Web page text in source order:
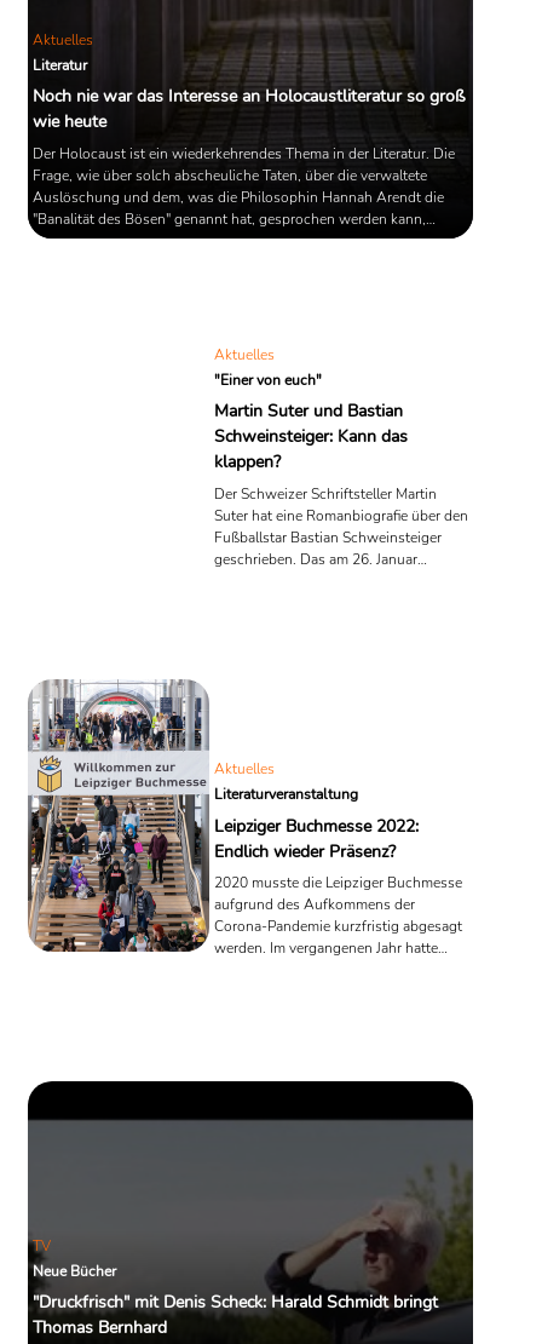
Aktuelles
Literatur
Noch nie war das Interesse an Holocaustliteratur so groß
wie heute
Der Holocaust ist ein wiederkehrendes Thema in der Literatur. Die
Frage, wie über solch abscheuliche Taten, über die verwaltete
Auslöschung und dem, was die Philosophin Hannah Arendt die
"Banalität des Bösen" genannt hat, gesprochen werden kann,
manifestierte sich immer wieder in Gedichten, Prosatexten und
Aktuelles
"Einer von euch"
Martin Suter und Bastian
Schweinsteiger: Kann das
klappen?
Der Schweizer Schriftsteller Martin
Suter hat eine Romanbiografie über den
Fußballstar Bastian Schweinsteiger
geschrieben. Das am 26. Januar
die affektive Reaktion auf ein ...
Aktuelles
Literaturveranstaltung
Leipziger Buchmesse 2022:
Endlich wieder Präsenz?
2020 musste die Leipziger Buchmesse
aufgrund des Aufkommens der
Corona-Pandemie kurzfristig abgesagt
werden. Im vergangenen Jahr hatte
planmäßigen Eröffnung der
sich die Frage: Wird eine
Messe-Direktor Oliver Zille äußert sich
TV
Neue Bücher
"Druckfrisch" mit Denis Scheck: Harald Schmidt bringt
Thomas Bernhard